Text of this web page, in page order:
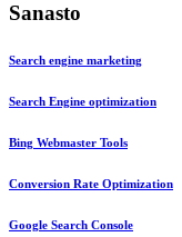
Sanasto
Search engine marketing
Search Engine optimization
Bing Webmaster Tools
Conversion Rate Optimization
Google Search Console